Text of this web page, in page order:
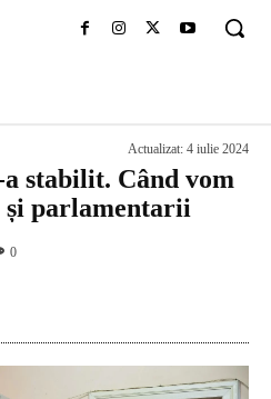
Actualizat: 4 iulie 2024
stabilit. Când vom
și parlamentarii
0